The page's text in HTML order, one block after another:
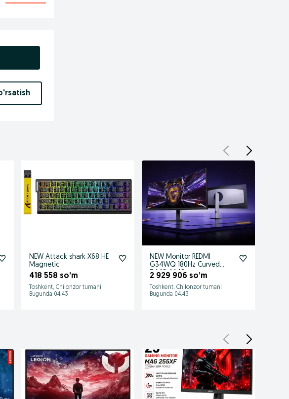
NEW Attack shark X68 HE
Magnetic
418 558 so’m
Toshkent, Chilonzor tumani
Bugunda 04:43
NEW Monitor REDMI
G34WQ 180Hz Curved
3440x1440
2 929 906 so’m
Toshkent, Chilonzor tumani
Bugunda 04:43